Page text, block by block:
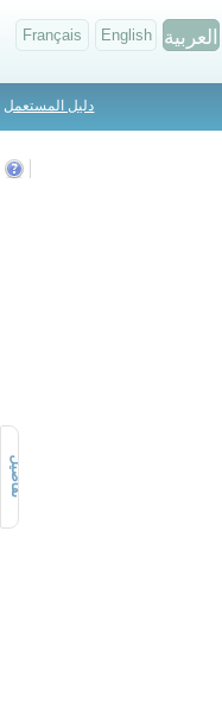
Français English العربية
دليل المستعمل
تفاصيل